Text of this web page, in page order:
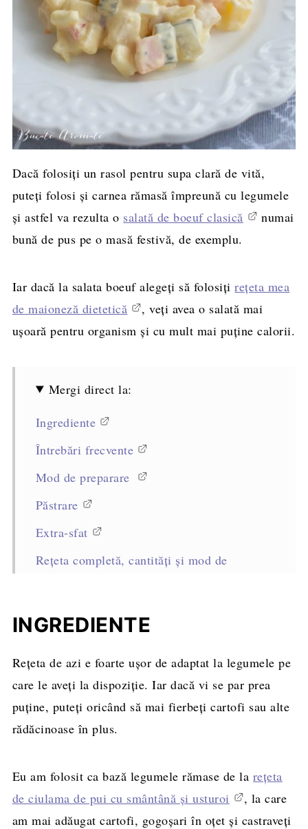
Dacă folosiți un rasol pentru supa clară de vită,
puteți folosi și carnea rămasă împreună cu legumele
și astfel va rezulta o salată de boeuf clasică
numai
bună de pus pe o masă festivă, de exemplu.
Iar dacă la salata boeuf alegeți să folosițirețeta mea
de maioneză dietetică
, veți avea o salată mai
ușoară pentru organism și cu mult mai puține calorii.
Mergi direct la:
Ingrediente
Întrebări frecvente
Mod de preparare
Păstrare
Extra-sfat
Rețeta completă, cantități și mod de
INGREDIENTE
Rețeta de azi e foarte ușor de adaptat la legumele pe
care le aveți la dispoziție. Iar dacă vi se par prea
puține, puteți oricând să mai fierbeți cartofi sau alte
rădăcinoase în plus.
Eu am folosit ca bază legumele rămase de la rețeta
de ciulama de pui cu smântână și usturoi
, la care
am mai adăugat cartofi, gogoșari în oțet și castraveți